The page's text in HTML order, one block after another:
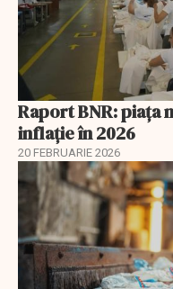
Raport BNR: piața
inflație în 2026
20 FEBRUARIE 2026